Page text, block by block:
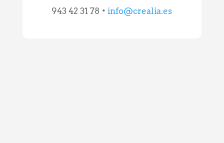
943 42 31 78 •info@crealia.es